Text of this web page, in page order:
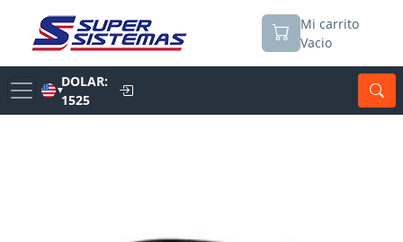
Mi carrito
Vacio
▼
DOLAR:
1525